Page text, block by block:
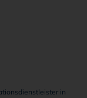
in